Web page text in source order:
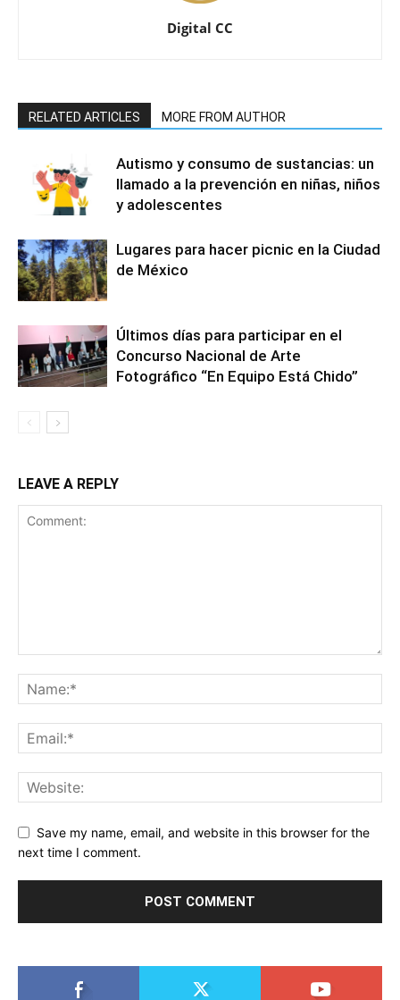
Digital CC
RELATED ARTICLES MORE FROM AUTHOR
Autismo y consumo de sustancias: un
llamado a la prevención en niñas, niños
y adolescentes
Lugares para hacer picnic en la Ciudad
de México
Últimos días para participar en el
Concurso Nacional de Arte
Fotográfico “En Equipo Está Chido”
LEAVE A REPLY
Save my name, email, and website in this browser for the
next time I comment.